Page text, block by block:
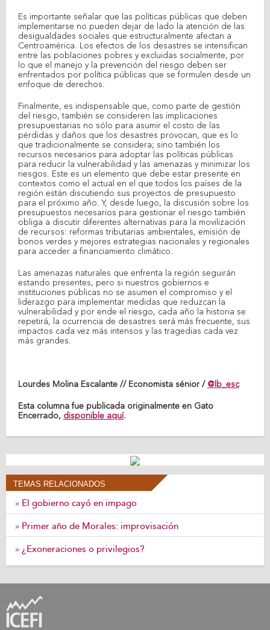
Es importante señalar que las políticas públicas que deben
implementarse no pueden dejar de lado la atención de las
desigualdades sociales que estructuralmente afectan a
Centroamérica. Los efectos de los desastres se intensifican
entre las poblaciones pobres y excluidas socialmente, por
lo que el manejo y la prevención del riesgo deben ser
enfrentados por política públicas que se formulen desde un
enfoque de derechos.
Finalmente, es indispensable que, como parte de gestión
del riesgo, también se consideren las implicaciones
presupuestarias no sólo para asumir el costo de las
pérdidas y daños que los desastres provocan, que es lo
que tradicionalmente se considera; sino también los
recursos necesarios para adoptar las políticas públicas
para reducir la vulnerabilidad y las amenazas y minimizar los
riesgos. Este es un elemento que debe estar presente en
contextos como el actual en el que todos los países de la
región están discutiendo sus proyectos de presupuesto
para el próximo año. Y, desde luego, la discusión sobre los
presupuestos necesarios para gestionar el riesgo también
obliga a discutir diferentes alternativas para la movilización
de recursos: reformas tributarias ambientales, emisión de
bonos verdes y mejores estrategias nacionales y regionales
para acceder a financiamiento climático.
Las amenazas naturales que enfrenta la región seguirán
estando presentes, pero si nuestros gobiernos e
instituciones públicas no se asumen el compromiso y el
liderazgo para implementar medidas que reduzcan la
vulnerabilidad y por ende el riesgo, cada año la historia se
repetirá, la ocurrencia de desastres será más frecuente, sus
impactos cada vez más intensos y las tragedias cada vez
más grandes.
Lourdes Molina Escalante // Economista sénior / @lb_esc
Esta columna fue publicada originalmente en Gato
Encerrado, disponible aquí.
TEMAS RELACIONADOS
» El gobierno cayó en impago
» Primer año de Morales: improvisación
» ¿Exoneraciones o privilegios?